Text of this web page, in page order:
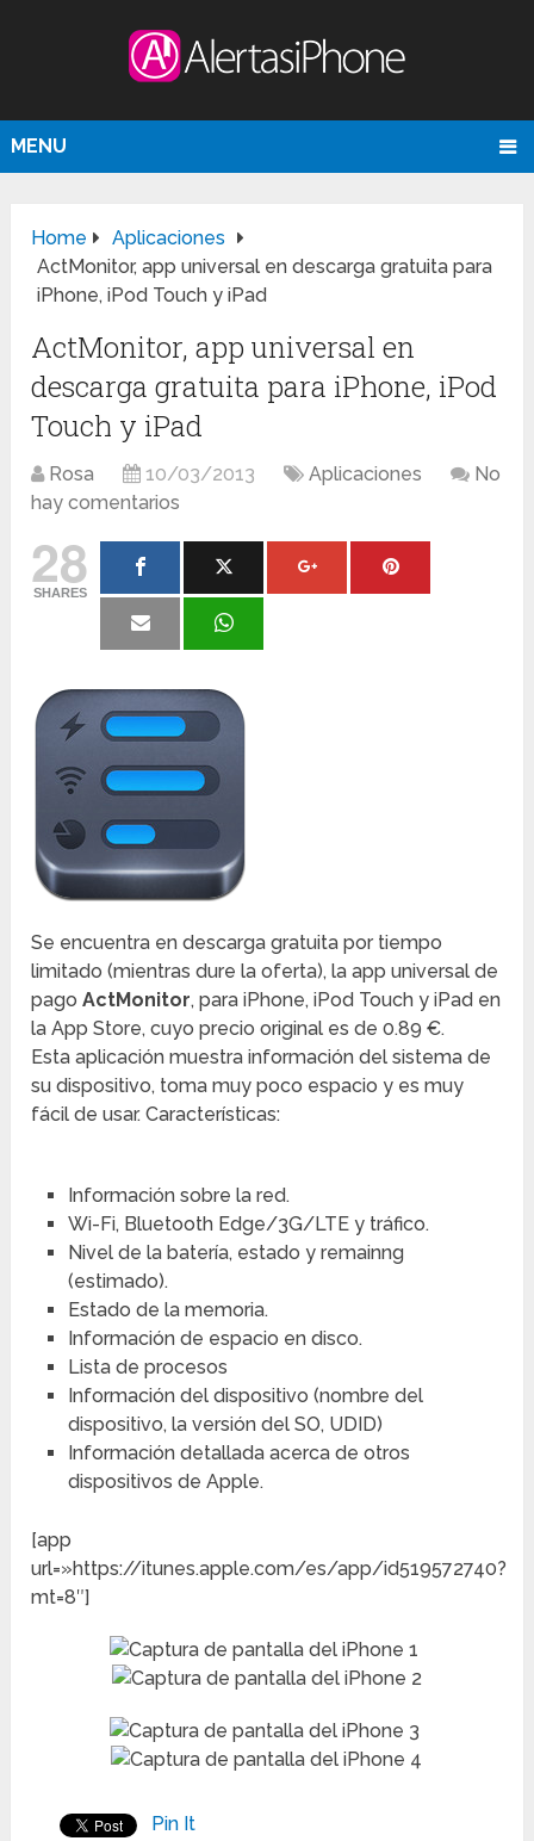
MENU
Home
Aplicaciones
ActMonitor, app universal en descarga gratuita para
iPhone, iPod Touch y iPad
ActMonitor, app universal en
descarga gratuita para iPhone, iPod
Touch y iPad
Rosa 10/03/2013 Aplicaciones
No
hay comentarios
28
SHARES
Se encuentra en descarga gratuita por tiempo
limitado (mientras dure la oferta), la app universal de
pagoActMonitor, para iPhone, iPod Touch y iPad en
la App Store, cuyo precio original es de 0.89 €.
Esta aplicación muestra información del sistema de
su dispositivo, toma muy poco espacio y es muy
fácil de usar. Características:
Información sobre la red.
Wi-Fi, Bluetooth Edge/3G/LTE y tráfico.
Nivel de la batería, estado y remainng
(estimado).
Estado de la memoria.
Información de espacio en disco.
Lista de procesos
Información del dispositivo (nombre del
dispositivo, la versión del SO, UDID)
Información detallada acerca de otros
dispositivos de Apple.
[app
url=»https://itunes.apple.com/es/app/id519572740?
mt=8″]
Pin It